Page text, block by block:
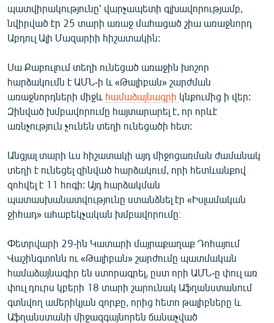
Русский
ՀԵՏԵՎԵՔ ՄԵԶ
«Ազատության» բոլոր կայքերը
պատվիրակությունը՝ վարչապետի գլխավորությամբ,
նվիրված էր 25 տարի առաջ մահացած շիա առաջնորդ
Աբդուլ Ալի Մազարիի հիշատակին:
Սա Քաբուլում տեղի ունեցած առաջին խոշոր
հարձակումն է ԱՄՆ-ի և «Թալիբան» շարժման
առաջնորդների միջև համաձայնագրի կնքումից ի վեր:
Զինված խմբավորումը հայտարարել է, որ որևէ
առնչություն չունեն տեղի ունեցածի հետ:
Անցյալ տարի ևս հիշատակի այդ միջոցառման ժամանակ
տեղի է ունեցել զինված հարձակում, որի հետևանքով
զոհվել է 11 հոգի: Այդ հարձակման
պատասխանատվությունը ստանձնել էր «Իսլամական
ջիհադ» ահաբեկչական խմբավորումը։
Փետրվարի 29-ին Կատարի մայրաքաղաք Դոհայում
Վաշինգտոնն ու «Թալիբան» շարժումը պատմական
համաձայնագիր են ստորագրել, ըստ որի ԱՄՆ-ը փուլ առ
փուլ դուրս կբերի 18 տարի շարունակ Աֆղանստանում
գտնվող ամերիկյան զորքը, որից հետո թալիբները և
Աֆղանստանի միջազգայնորեն ճանաչված